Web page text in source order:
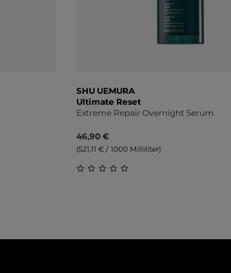
SHU UEMURA
Ultimate Reset
Extreme Repair Overnight Serum
46,90 €
(521,11 € / 1000 Milliliter)
Durchschnittliche